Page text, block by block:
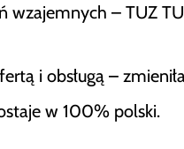
wzajemnych – TUZ
i obsługą –
w 100% polski.